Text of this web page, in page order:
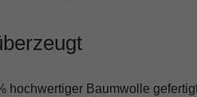
hochwertiger Baumwolle